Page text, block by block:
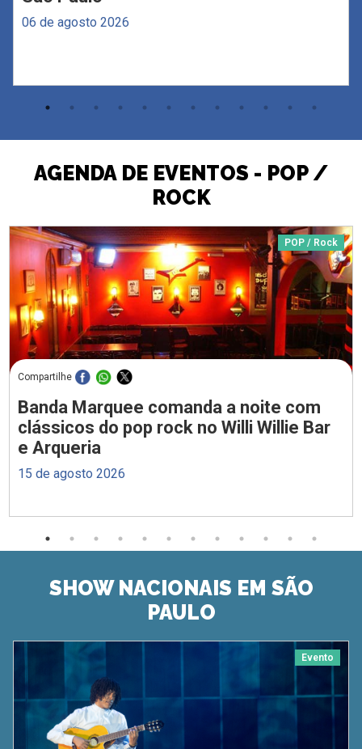
06 de agosto 2026
AGENDA DE EVENTOS - POP /
ROCK
POP / Rock
Compartilhe
Banda Marquee comanda a noite com
clássicos do pop rock no Willi Willie Bar
e Arqueria
15 de agosto 2026
SHOW NACIONAIS EM SÃO
PAULO
Evento